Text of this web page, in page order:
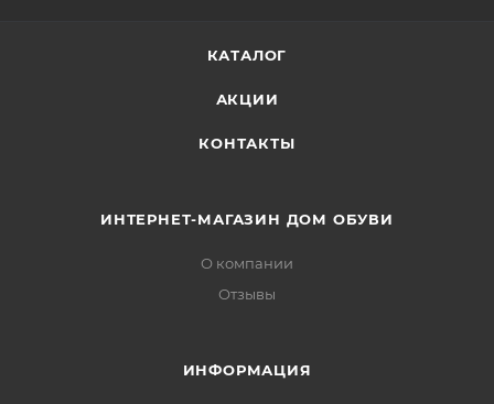
КАТАЛОГ
АКЦИИ
КОНТАКТЫ
ИНТЕРНЕТ-МАГАЗИН ДОМ ОБУВИ
О компании
Отзывы
ИНФОРМАЦИЯ